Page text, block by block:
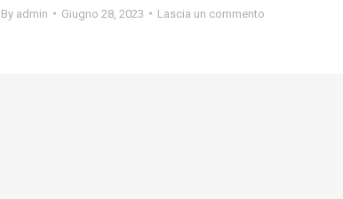
By admin Giugno 28, 2023 Lascia un commento